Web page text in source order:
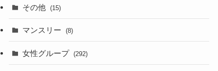
その他 (15)
マンスリー (8)
女性グループ (292)